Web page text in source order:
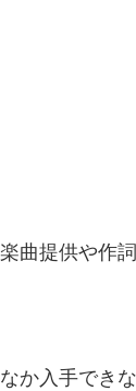
曲提供や作詞
か入手でき